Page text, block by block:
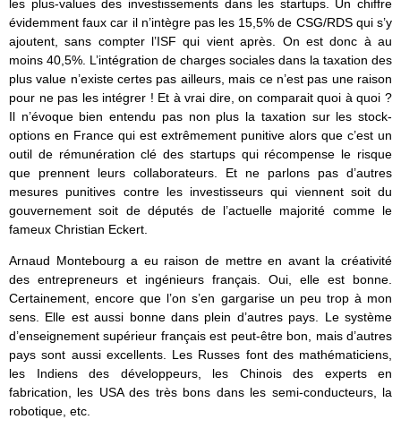
les plus-values des investissements dans les startups. Un chiffre
évidemment faux car il n’intègre pas les 15,5% de CSG/RDS qui s’y
ajoutent, sans compter l’ISF qui vient après. On est donc à au
moins 40,5%. L’intégration de charges sociales dans la taxation des
plus value n’existe certes pas ailleurs, mais ce n’est pas une raison
pour ne pas les intégrer ! Et à vrai dire, on comparait quoi à quoi ?
Il n’évoque bien entendu pas non plus la taxation sur les stock-
options en France qui est extrêmement punitive alors que c’est un
outil de rémunération clé des startups qui récompense le risque
que prennent leurs collaborateurs. Et ne parlons pas d’autres
mesures punitives contre les investisseurs qui viennent soit du
gouvernement soit de députés de l’actuelle majorité comme le
fameux Christian Eckert.
Arnaud Montebourg a eu raison de mettre en avant la créativité
des entrepreneurs et ingénieurs français. Oui, elle est bonne.
Certainement, encore que l’on s’en gargarise un peu trop à mon
sens. Elle est aussi bonne dans plein d’autres pays. Le système
d’enseignement supérieur français est peut-être bon, mais d’autres
pays sont aussi excellents. Les Russes font des mathématiciens,
les Indiens des développeurs, les Chinois des experts en
fabrication, les USA des très bons dans les semi-conducteurs, la
robotique, etc.